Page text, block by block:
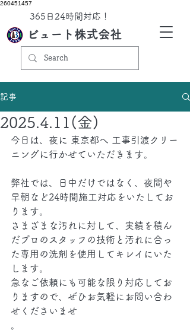
260451457
ビュート株式会社
​365日24時間対応！
記事
2025.4.11(金)
今日は、夜に 東京都へ 工事引渡クリー
ニングに行かせていただきます。
弊社では、日中だけではなく、夜間や
早朝など24時間施工対応をいたしてお
ります。
さまざまな汚れに対して、実績を積ん
だプロのスタッフの技術と汚れに合っ
た専用の洗剤を使用してキレイにいた
します。
急なご依頼にも可能な限り対応してお
りますので、ぜひお気軽にお問い合わ
せくださいませ